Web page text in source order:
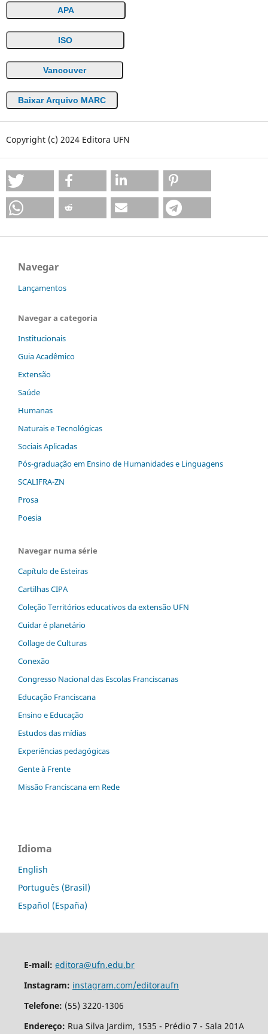
APA
ISO
Vancouver
Baixar Arquivo MARC
Copyright (c) 2024 Editora UFN
Navegar
Lançamentos
Navegar a categoria
Institucionais
Guia Acadêmico
Extensão
Saúde
Humanas
Naturais e Tecnológicas
Sociais Aplicadas
Pós-graduação em Ensino de Humanidades e Linguagens
SCALIFRA-ZN
Prosa
Poesia
Navegar numa série
Capítulo de Esteiras
Cartilhas CIPA
Coleção Territórios educativos da extensão UFN
Cuidar é planetário
Collage de Culturas
Conexão
Congresso Nacional das Escolas Franciscanas
Educação Franciscana
Ensino e Educação
Estudos das mídias
Experiências pedagógicas
Gente à Frente
Missão Franciscana em Rede
Idioma
English
Português (Brasil)
Español (España)
E-mail: editora@ufn.edu.br
Instagram: instagram.com/editoraufn
Telefone: (55) 3220-1306
Endereço: Rua Silva Jardim, 1535 - Prédio 7 - Sala 201A